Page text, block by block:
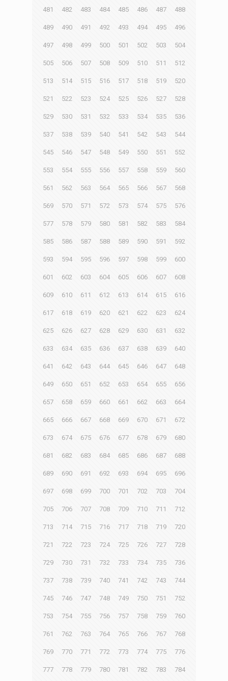
481 482 483 484 485 486 487 488
489 490 491 492 493 494 495 496
497 498 499 500 501 502 503 504
505 506 507 508 509 510 511 512
513 514 515 516 517 518 519 520
521 522 523 524 525 526 527 528
529 530 531 532 533 534 535 536
537 538 539 540 541 542 543 544
545 546 547 548 549 550 551 552
553 554 555 556 557 558 559 560
561 562 563 564 565 566 567 568
569 570 571 572 573 574 575 576
577 578 579 580 581 582 583 584
585 586 587 588 589 590 591 592
593 594 595 596 597 598 599 600
601 602 603 604 605 606 607 608
609 610 611 612 613 614 615 616
617 618 619 620 621 622 623 624
625 626 627 628 629 630 631 632
633 634 635 636 637 638 639 640
641 642 643 644 645 646 647 648
649 650 651 652 653 654 655 656
657 658 659 660 661 662 663 664
665 666 667 668 669 670 671 672
673 674 675 676 677 678 679 680
681 682 683 684 685 686 687 688
689 690 691 692 693 694 695 696
697 698 699 700 701 702 703 704
705 706 707 708 709 710 711 712
713 714 715 716 717 718 719 720
721 722 723 724 725 726 727 728
729 730 731 732 733 734 735 736
737 738 739 740 741 742 743 744
745 746 747 748 749 750 751 752
753 754 755 756 757 758 759 760
761 762 763 764 765 766 767 768
769 770 771 772 773 774 775 776
777 778 779 780 781 782 783 784